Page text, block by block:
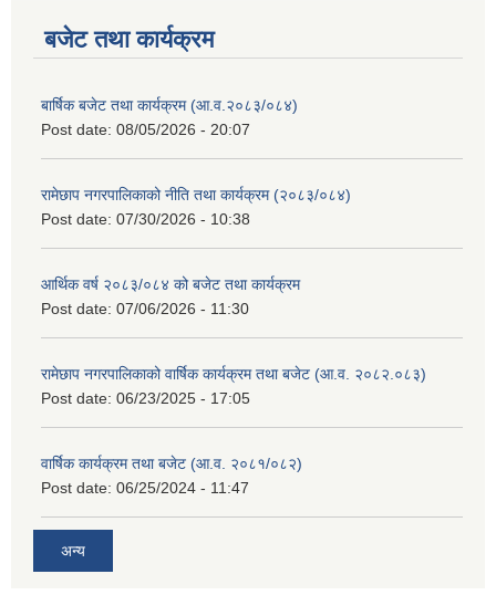
बजेट तथा कार्यक्रम
बार्षिक बजेट तथा कार्यक्रम (आ.व.२०८३/०८४)
Post date: 08/05/2026 - 20:07
रामेछाप नगरपालिकाको नीति तथा कार्यक्रम (२०८३/०८४)
Post date: 07/30/2026 - 10:38
आर्थिक वर्ष २०८३/०८४ को बजेट तथा कार्यक्रम
Post date: 07/06/2026 - 11:30
रामेछाप नगरपालिकाको वार्षिक कार्यक्रम तथा बजेट (आ.व. २०८२.०८३)
Post date: 06/23/2025 - 17:05
वार्षिक कार्यक्रम तथा बजेट (आ.व. २०८१/०८२)
Post date: 06/25/2024 - 11:47
अन्य